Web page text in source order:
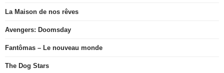
La Maison de nos rêves
Avengers: Doomsday
Fantômas – Le nouveau monde
The Dog Stars